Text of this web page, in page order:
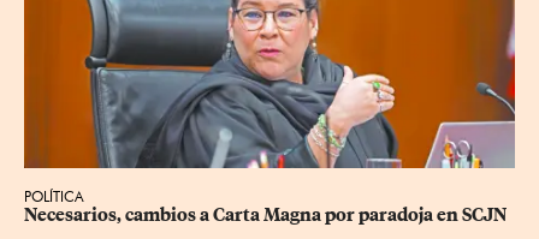
POLÍTICA
Necesarios, cambios a Carta Magna por paradoja en SCJN